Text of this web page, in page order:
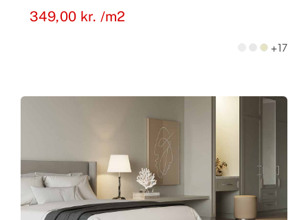
349,00 kr. /m2
+17